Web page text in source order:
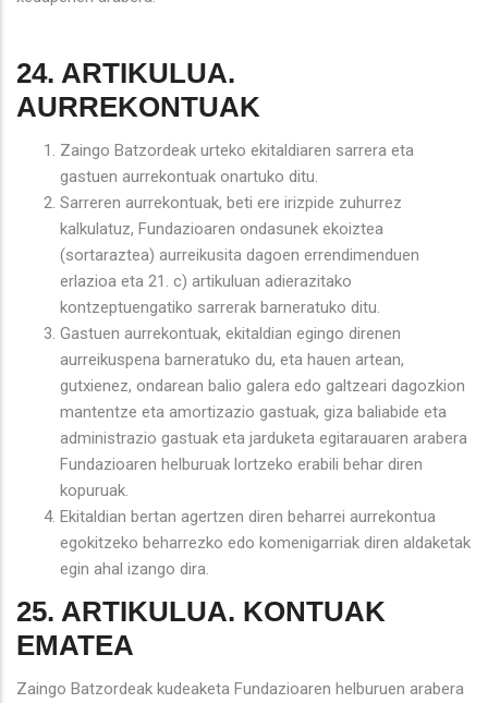
24. ARTIKULUA.
AURREKONTUAK
Zaingo Batzordeak urteko ekitaldiaren sarrera eta
gastuen aurrekontuak onartuko ditu.
Sarreren aurrekontuak, beti ere irizpide zuhurrez
kalkulatuz, Fundazioaren ondasunek ekoiztea
(sortaraztea) aurreikusita dagoen errendimenduen
erlazioa eta 21. c) artikuluan adierazitako
kontzeptuengatiko sarrerak barneratuko ditu.
Gastuen aurrekontuak, ekitaldian egingo direnen
aurreikuspena barneratuko du, eta hauen artean,
gutxienez, ondarean balio galera edo galtzeari dagozkion
mantentze eta amortizazio gastuak, giza baliabide eta
administrazio gastuak eta jarduketa egitarauaren arabera
Fundazioaren helburuak lortzeko erabili behar diren
kopuruak.
Ekitaldian bertan agertzen diren beharrei aurrekontua
egokitzeko beharrezko edo komenigarriak diren aldaketak
egin ahal izango dira.
25. ARTIKULUA. KONTUAK
EMATEA
Zaingo Batzordeak kudeaketa Fundazioaren helburuen arabera